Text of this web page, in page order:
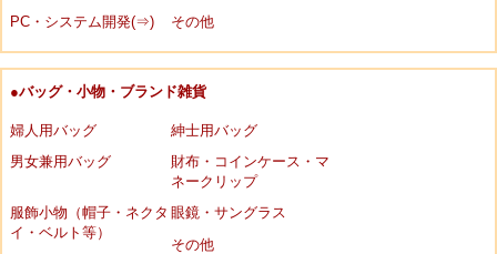
PC・システム開発(⇒)
その他
●バッグ・小物・ブランド雑貨
婦人用バッグ
紳士用バッグ
男女兼用バッグ
財布・コインケース・マ
ネークリップ
服飾小物（帽子・ネクタ
イ・ベルト等）
眼鏡・サングラス
その他